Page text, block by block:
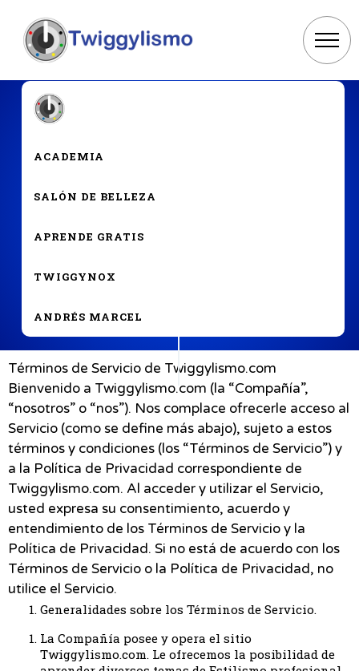
ACADEMIA
SALÓN DE BELLEZA
APRENDE GRATIS
TWIGGYNOX
ANDRÉS MARCEL
Términos de Servicio de Twiggylismo.com
Bienvenido a Twiggylismo.com (la “Compañía”,
“nosotros” o “nos”). Nos complace ofrecerle acceso al
Servicio (como se define más abajo), sujeto a estos
términos y condiciones (los “Términos de Servicio”) y
a la Política de Privacidad correspondiente de
Twiggylismo.com. Al acceder y utilizar el Servicio,
usted expresa su consentimiento, acuerdo y
entendimiento de los Términos de Servicio y la
Política de Privacidad. Si no está de acuerdo con los
Términos de Servicio o la Política de Privacidad, no
utilice el Servicio.
Generalidades sobre los Términos de Servicio.
La Compañía posee y opera el sitio
Twiggylismo.com. Le ofrecemos la posibilidad de